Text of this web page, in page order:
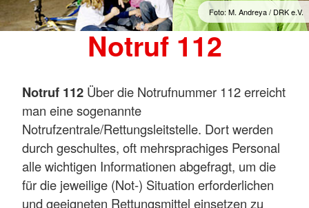
Foto: M. Andreya / DRK e.V.
Notruf 112
Notruf 112 Über die Notrufnummer 112 erreicht
man eine sogenannte
Notrufzentrale/Rettungsleitstelle. Dort werden
durch geschultes, oft mehrsprachiges Personal
alle wichtigen Informationen abgefragt, um die
für die jeweilige (Not-) Situation erforderlichen
und geeigneten Rettungsmittel einsetzen zu